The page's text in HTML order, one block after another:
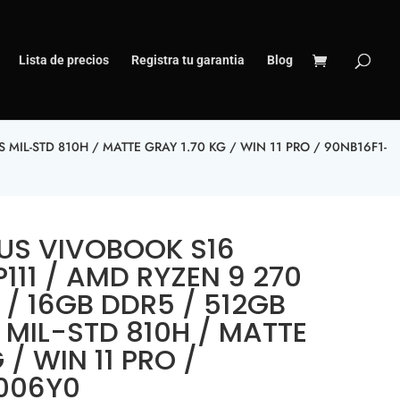
Lista de precios Registra tu garantia Blog
STD 810H / MATTE GRAY 1.70 KG / WIN 11 PRO / 90NB16F1-
VIVOBOOK S16
/ AMD RYZEN 9 270
16GB DDR5 / 512GB
STD 810H / MATTE
/ WIN 11 PRO /